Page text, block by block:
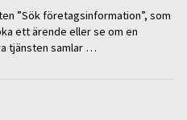
”Sök företagsinformation”, som
ett ärende eller se om en
tjänsten samlar …